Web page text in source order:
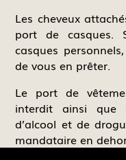
Les cheveux
port de casques.
casques
de vous en prêter.
Le port de
interdit ainsi que
d’alcool et de
mandataire en